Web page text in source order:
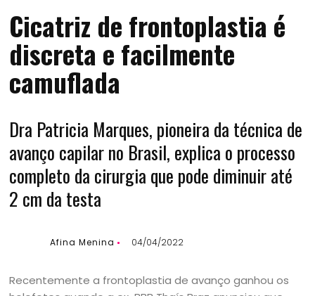
Cicatriz de frontoplastia é
discreta e facilmente
camuflada
Dra Patricia Marques, pioneira da técnica de
avanço capilar no Brasil, explica o processo
completo da cirurgia que pode diminuir até
2 cm da testa
Afina Menina 04/04/2022
Recentemente a frontoplastia de avanço ganhou os